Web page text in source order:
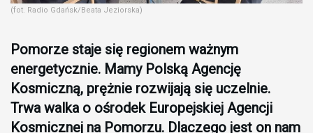
(fot. Radio Gdańsk/Beata Jeziorska)
Pomorze staje się regionem ważnym
energetycznie. Mamy Polską Agencję
Kosmiczną, prężnie rozwijają się uczelnie.
Trwa walka o ośrodek Europejskiej Agencji
Kosmicznej na Pomorzu. Dlaczego jest on nam